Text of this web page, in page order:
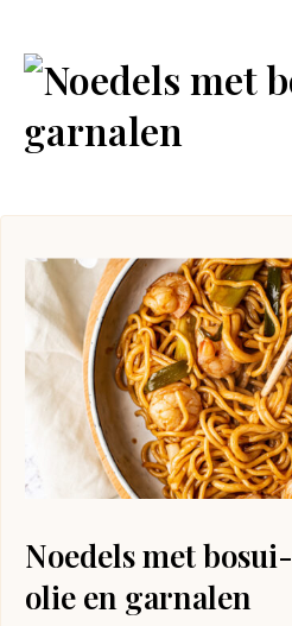
Noedels met bosui-
olie en garnalen